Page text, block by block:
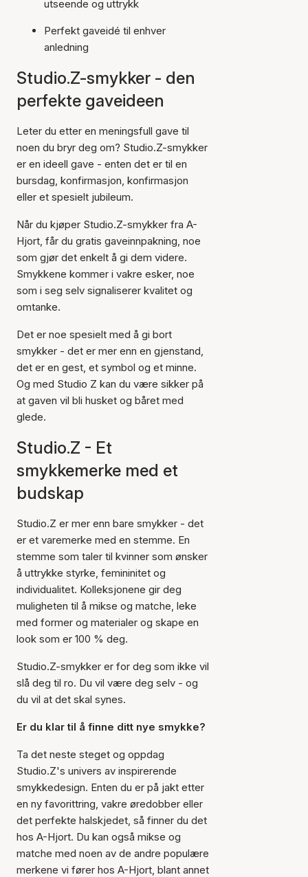
utseende og uttrykk
Perfekt gaveidé til enhver
anledning
Studio.Z-smykker - den
perfekte gaveideen
Leter du etter en meningsfull gave til
noen du bryr deg om? Studio.Z-smykker
er en ideell gave - enten det er til en
bursdag, konfirmasjon, konfirmasjon
eller et spesielt jubileum.
Når du kjøper Studio.Z-smykker fra A-
Hjort, får du gratis gaveinnpakning, noe
som gjør det enkelt å gi dem videre.
Smykkene kommer i vakre esker, noe
som i seg selv signaliserer kvalitet og
omtanke.
Det er noe spesielt med å gi bort
smykker - det er mer enn en gjenstand,
det er en gest, et symbol og et minne.
Og med Studio Z kan du være sikker på
at gaven vil bli husket og båret med
glede.
Studio.Z - Et
smykkemerke med et
budskap
Studio.Z er mer enn bare smykker - det
er et varemerke med en stemme. En
stemme som taler til kvinner som ønsker
å uttrykke styrke, femininitet og
individualitet. Kolleksjonene gir deg
muligheten til å mikse og matche, leke
med former og materialer og skape en
look som er 100 % deg.
Studio.Z-smykker er for deg som ikke vil
slå deg til ro. Du vil være deg selv - og
du vil at det skal synes.
Er du klar til å finne ditt nye smykke?
Ta det neste steget og oppdag
Studio.Z's univers av inspirerende
smykkedesign. Enten du er på jakt etter
en ny favorittring, vakre øredobber eller
det perfekte halskjedet, så finner du det
hos A-Hjort. Du kan også mikse og
matche med noen av de andre populære
merkene vi fører hos A-Hjort, blant annet